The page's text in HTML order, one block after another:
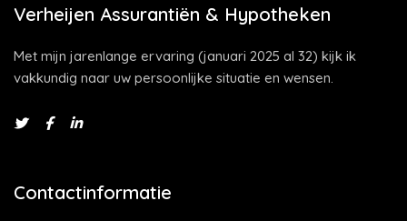
Verheijen Assurantiën & Hypotheken
Met mijn jarenlange ervaring (januari 2025 al 32) kijk ik
vakkundig naar uw persoonlijke situatie en wensen.
Contactinformatie